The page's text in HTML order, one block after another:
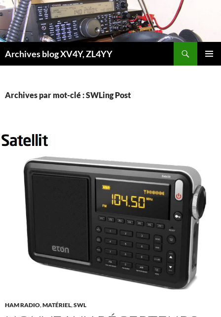
Aller
au
contenu
Archives blog XV4Y, ZL4YY
Archives par mot-clé : SWLing Post
HAM RADIO,MATÉRIEL,SWL